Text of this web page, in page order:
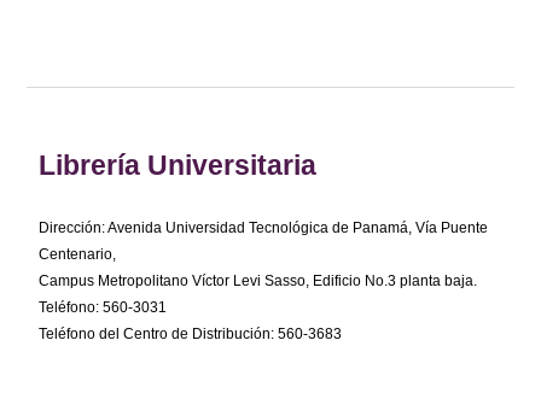
Librería Universitaria
Dirección: Avenida Universidad Tecnológica de Panamá, Vía Puente
Centenario,
Campus Metropolitano Víctor Levi Sasso, Edificio No.3 planta baja.
Teléfono: 560-3031
Teléfono del Centro de Distribución: 560-3683